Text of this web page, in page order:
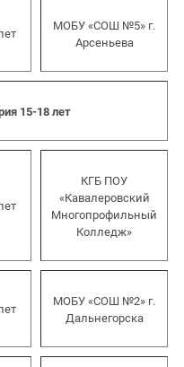
МОБУ «СОШ №5» г.
Арсеньева
15-18 лет
КГБ ПОУ
«Кавалеровский
Многопрофильный
Колледж»
МОБУ «СОШ №2» г.
Дальнегорска